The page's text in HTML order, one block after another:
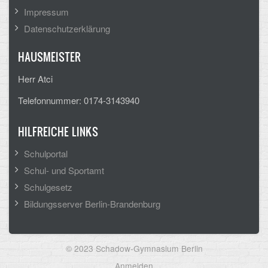
CLOUD
Gitlab
Impressum
Datenschutzerklärung
HAUSMEISTER
Herr Atci
Telefonnummer: 0174-3143940
HILFREICHE LINKS
Schulportal
Schul- und Sportamt
Schulgesetz
Bildungsserver Berlin-Brandenburg
© 2023 Schadow-Gymnasium Berlin